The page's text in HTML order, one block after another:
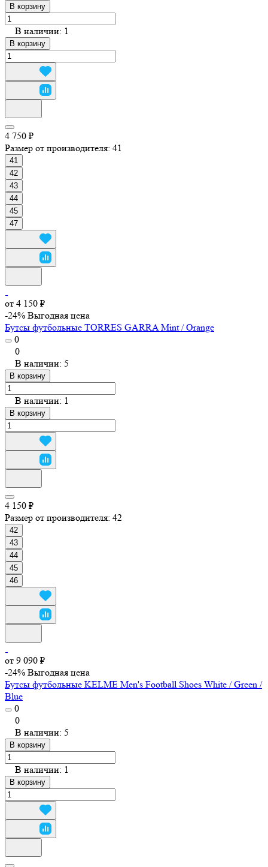
В корзину
В наличии: 1
В корзину
4 750 ₽
Размер от производителя: 41
41
42
43
44
45
47
от 4 150 ₽
-24% Выгодная цена
Бутсы футбольные TORRES GARRA Mint / Orange
0
0
В наличии: 5
В корзину
В наличии: 1
В корзину
4 150 ₽
Размер от производителя: 42
42
43
44
45
46
от 9 090 ₽
-24% Выгодная цена
Бутсы футбольные KELME Men's Football Shoes White / Green /
Blue
0
0
В наличии: 5
В корзину
В наличии: 1
В корзину